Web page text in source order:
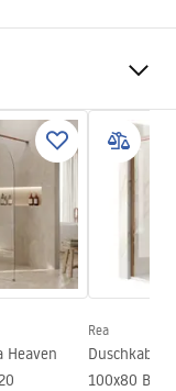
_5.pdf
Heaven
Rea
100x80